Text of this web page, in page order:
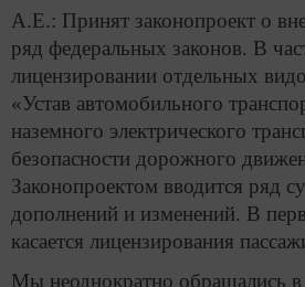
А.Е.: Принят законопроект о
ряд федеральных законов. В
лицензировании отдельных
«Устав автомобильного
наземного электрического
безопасности дорожного
Законопроектом вводится ряд
дополнений и изменений. В
касается лицензирования
Мы неоднократно обращались